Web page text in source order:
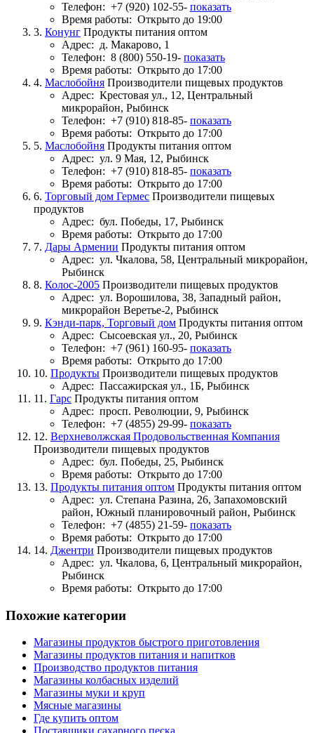
Телефон: +7 (920) 102-55- показать
Время работы: Открыто до 19:00
3. Конунг Продукты питания оптом
Адрес: д. Макарово, 1
Телефон: 8 (800) 550-19- показать
Время работы: Открыто до 17:00
4. Маслобойня Производители пищевых продуктов
Адрес: Крестовая ул., 12, Центральный
микрорайон, Рыбинск
Телефон: +7 (910) 818-85- показать
Время работы: Открыто до 17:00
5. Маслобойня Продукты питания оптом
Адрес: ул. 9 Мая, 12, Рыбинск
Телефон: +7 (910) 818-85- показать
Время работы: Открыто до 17:00
6. Торговый дом Гермес Производители пищевых
продуктов
Адрес: бул. Победы, 17, Рыбинск
Время работы: Открыто до 17:00
7. Дары Армении Продукты питания оптом
Адрес: ул. Чкалова, 58, Центральный микрорайон,
Рыбинск
8. Колос-2005 Производители пищевых продуктов
Адрес: ул. Ворошилова, 38, Западный район,
микрорайон Веретье-2, Рыбинск
9. Кэнди-парк, Торговый дом Продукты питания оптом
Адрес: Сысоевская ул., 20, Рыбинск
Телефон: +7 (961) 160-95- показать
Время работы: Открыто до 17:00
10. Продукты Производители пищевых продуктов
Адрес: Пассажирская ул., 1Б, Рыбинск
11. Гарс Продукты питания оптом
Адрес: просп. Революции, 9, Рыбинск
Телефон: +7 (4855) 29-99- показать
12. Верхневолжская Продовольственная Компания
Производители пищевых продуктов
Адрес: бул. Победы, 25, Рыбинск
Время работы: Открыто до 17:00
13. Продукты питания оптом Продукты питания оптом
Адрес: ул. Степана Разина, 26, Запахомовский
район, Южный планировочный район, Рыбинск
Телефон: +7 (4855) 21-59- показать
Время работы: Открыто до 17:00
14. Джентри Производители пищевых продуктов
Адрес: ул. Чкалова, 6, Центральный микрорайон,
Рыбинск
Время работы: Открыто до 17:00
Похожие категории
Магазины продуктов быстрого приготовления
Магазины продуктов питания и напитков
Производство продуктов питания
Магазины колбасных изделий
Магазины муки и круп
Мясные магазины
Где купить оптом